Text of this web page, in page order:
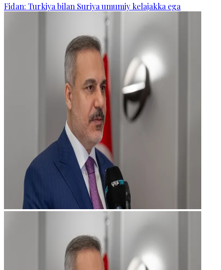
Fidan: Turkiya bilan Suriya umumiy kelajakka ega